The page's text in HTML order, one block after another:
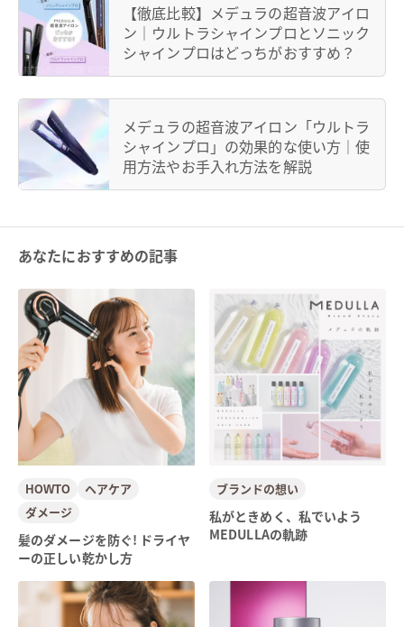
【徹底比較】メデュラの超音波アイロ
ン｜ウルトラシャインプロとソニック
シャインプロはどっちがおすすめ？
メデュラの超音波アイロン「ウルトラ
シャインプロ」の効果的な使い方｜使
用方法やお手入れ方法を解説
あなたにおすすめの記事
HOWTO
ヘアケア
ダメージ
髪のダメージを防ぐ! ドライヤ
ーの正しい乾かし方
ブランドの想い
私がときめく、私でいよう
MEDULLAの軌跡